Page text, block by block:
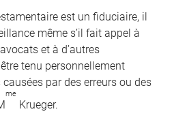
est un fiduciaire, il
même s’il fait appel à
et à d’autres
tenu personnellement
par des erreurs ou des
me
Krueger.